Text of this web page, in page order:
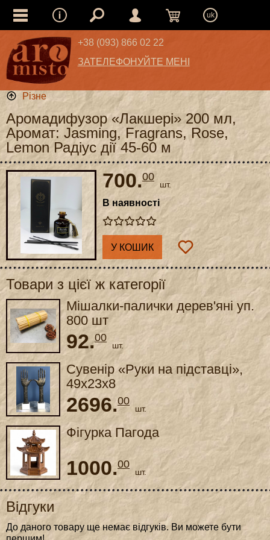
uk
+38 (093) 866 02 22
ЗАТЕЛЕФОНУЙТЕ МЕНІ
Різне
Аромадифузор «Лакшері» 200 мл,
Аромат: Jasming, Fragrans, Rose,
Lemon Радіус дії 45-60 м
700.00
шт.
В наявності
У КОШИК
Товари з цієї ж категорії
Мішалки-палички дерев'яні уп.
800 шт
92.00
шт.
Сувенір «Руки на підставці»,
49x23x8
2696.00
шт.
Фігурка Пагода
1000.00
шт.
Відгуки
До даного товару ще немає відгуків. Ви можете бути